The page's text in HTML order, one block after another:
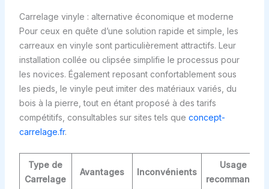
Carrelage vinyle : alternative économique et moderne
Pour ceux en quête d’une solution rapide et simple, les
carreaux en vinyle sont particulièrement attractifs. Leur
installation collée ou clipsée simplifie le processus pour
les novices. Également reposant confortablement sous
les pieds, le vinyle peut imiter des matériaux variés, du
bois à la pierre, tout en étant proposé à des tarifs
compétitifs, consultables sur sites tels que concept-
carrelage.fr.
Type de
Carrelage
Avantages Inconvénients
Usage
recommandé